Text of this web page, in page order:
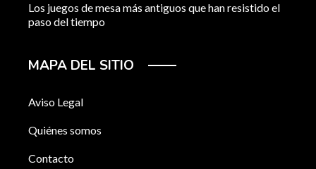
Los juegos de mesa más antiguos que han resistido el
paso del tiempo
MAPA DEL SITIO
Aviso Legal
Quiénes somos
Contacto